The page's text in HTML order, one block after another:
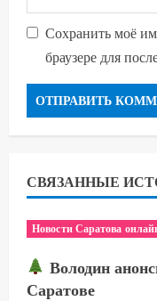
Сохранить моё
браузере для
СВЯЗАННЫЕ
Новости Саратова
Володин
Саратове